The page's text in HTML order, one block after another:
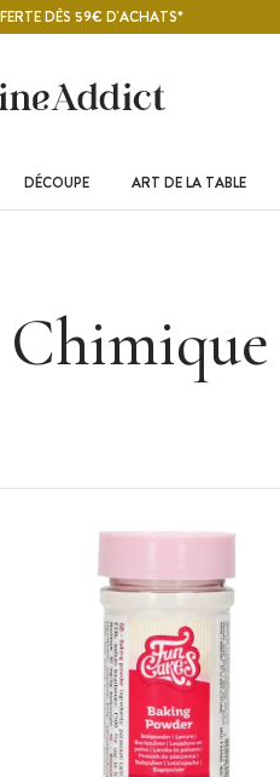
DÈS 59€ D'ACHATS*
DÉCOUPE ART DE LA TABLE